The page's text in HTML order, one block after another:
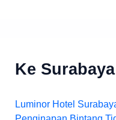
Ke Surabaya
Luminor Hotel